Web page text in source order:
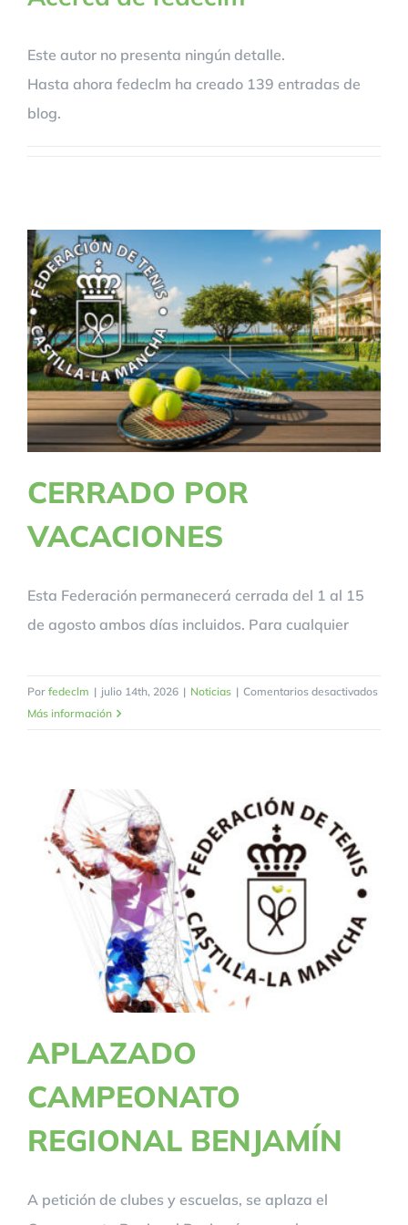
Este autor no presenta ningún detalle.
Hasta ahora fedeclm ha creado 139 entradas de
blog.
CERRADO POR
VACACIONES
Esta Federación permanecerá cerrada del 1 al 15
de agosto ambos días incluidos. Para cualquier
Por fedeclm | julio 14th, 2026 | Noticias | Comentarios desactivadosen
Más información
APLAZADO
CAMPEONATO
REGIONAL BENJAMÍN
A petición de clubes y escuelas, se aplaza el